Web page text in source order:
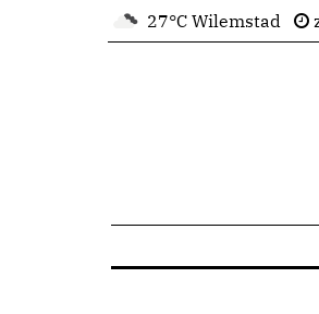
27°C Wilemstad